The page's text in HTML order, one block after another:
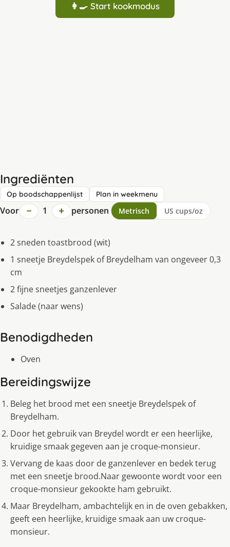
👩‍🍳 Start kookmodus
Ingrediënten
Op boodschappenlijst Plan in weekmenu
Voor − 1 + personen Metrisch US cups/oz
2 sneden toastbrood (wit)
1 sneetje Breydelspek of Breydelham van ongeveer 0,3
cm
2 fijne sneetjes ganzenlever
Salade (naar wens)
Benodigdheden
Oven
Bereidingswijze
Beleg het brood met een sneetje Breydelspek of
Breydelham.
Door het gebruik van Breydel wordt er een heerlijke,
kruidige smaak gegeven aan je croque-monsieur.
Vervang de kaas door de ganzenlever en bedek terug
met een sneetje brood.Naar gewoonte wordt voor een
croque-monsieur gekookte ham gebruikt.
Maar Breydelham, ambachtelijk en in de oven gebakken,
geeft een heerlijke, kruidige smaak aan uw croque-
monsieur.